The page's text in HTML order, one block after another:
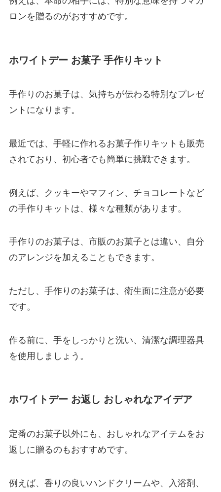
ロンを贈るのがおすすめです。
ホワイトデー お菓子 手作りキット
手作りのお菓子は、気持ちが伝わる特別なプレゼ
ントになります。
最近では、手軽に作れるお菓子作りキットも販売
されており、初心者でも簡単に挑戦できます。
例えば、クッキーやマフィン、チョコレートなど
の手作りキットは、様々な種類があります。
手作りのお菓子は、市販のお菓子とは違い、自分
のアレンジを加えることもできます。
ただし、手作りのお菓子は、衛生面に注意が必要
です。
作る前に、手をしっかりと洗い、清潔な調理器具
を使用しましょう。
ホワイトデー お返し おしゃれなアイデア
定番のお菓子以外にも、おしゃれなアイテムをお
返しに贈るのもおすすめです。
例えば、香りの良いハンドクリームや、入浴剤、